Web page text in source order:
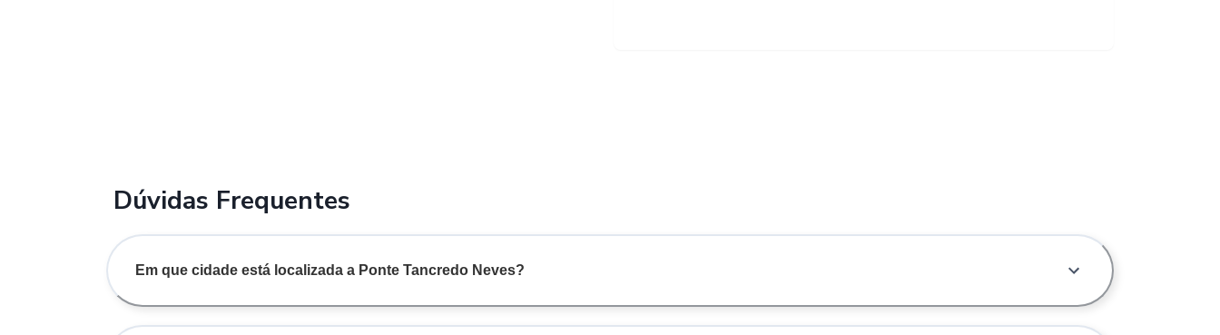
Dúvidas Frequentes
Em que cidade está localizada a Ponte Tancredo Neves?